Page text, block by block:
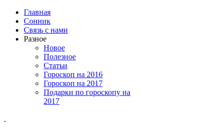
Главная
Сонник
Связь с нами
Разное
Новое
Полезное
Статьи
Гороскоп на 2016
Гороскоп на 2017
Подарки по гороскопу на
2017